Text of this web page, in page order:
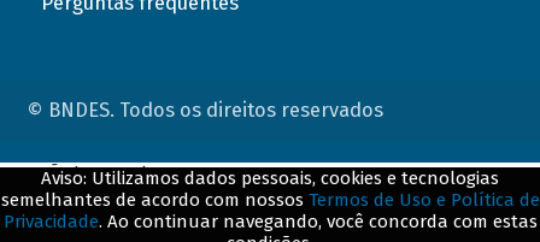
© BNDES. Todos os direitos reservados
Aviso: Utilizamos dados pessoais, cookies e tecnologias
semelhantes de acordo com nossos Termos de Uso e Política de
Privacidade. Ao continuar navegando, você concorda com estas
ConteÃºdo complementar
${title}${badge}